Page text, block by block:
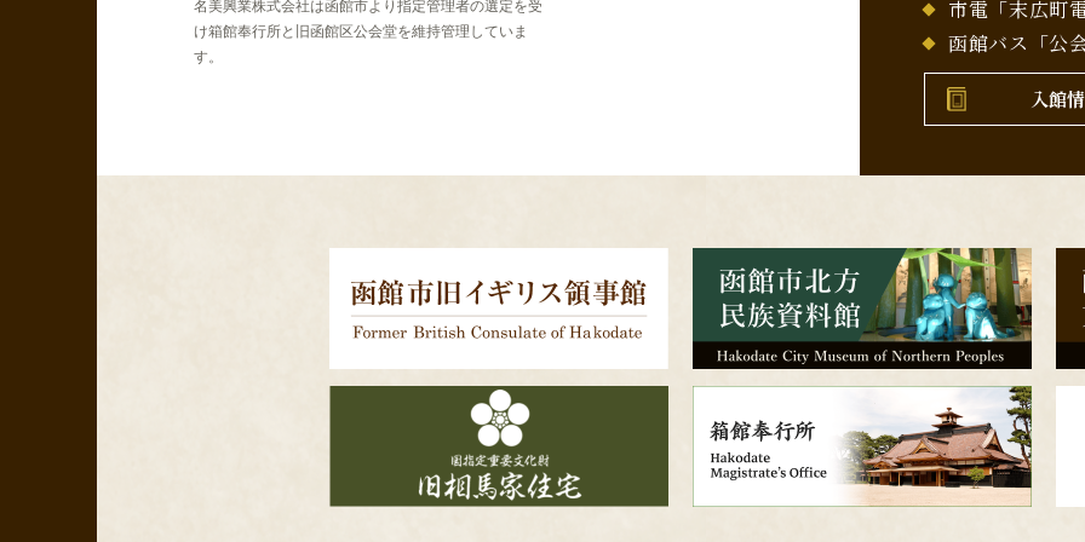
名美興業株式会社は函館市より指定管理者の選定を受
け箱館奉行所と旧函館区公会堂を維持管理していま
す。
市電「末広町
函館バス「公
入館